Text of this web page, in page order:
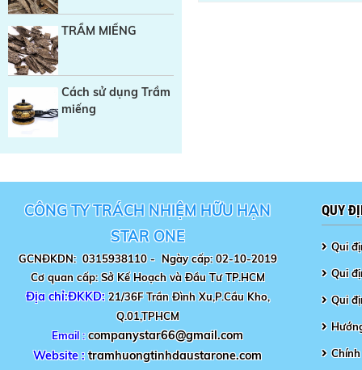
TRẦM MIẾNG
Cách sử dụng Trầm
miếng
CÔNG TY TRÁCH NHIỆM HỮU HẠN
STAR ONE
GCNĐKDN: 0315938110 - Ngày cấp: 02-10-2019
Cơ quan cấp: Sở Kế Hoạch và Đầu Tư TP.HCM
Địa chỉ:ĐKKD: 21/36F Trần Đình Xu,P.Cầu Kho,
Q.01,TPHCM
Email :companystar66@gmail.com
Website :tramhuongtinhdaustarone.com
QUY
Qui
Qui
Qui